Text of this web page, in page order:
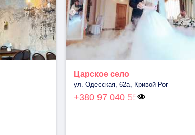
Царское село
ул. Одесская, 62а, Кривой Рог
+380 97 040 55